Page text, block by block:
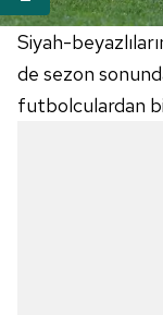
Siyah-
de sezon
futbolculardan